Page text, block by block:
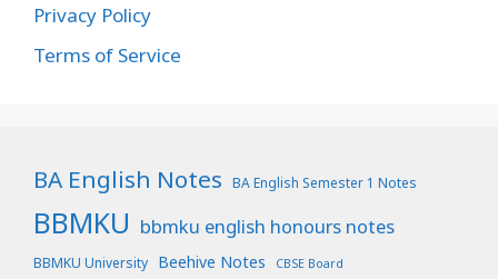
Privacy Policy
Terms of Service
BA English Notes BA English Semester 1 Notes
BBMKU bbmku english honours notes
BBMKU University Beehive Notes CBSE Board